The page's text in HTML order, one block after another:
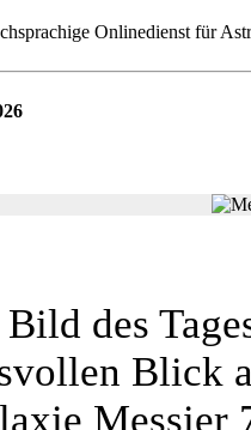
Onlinedienst für
des
Blick
Messier